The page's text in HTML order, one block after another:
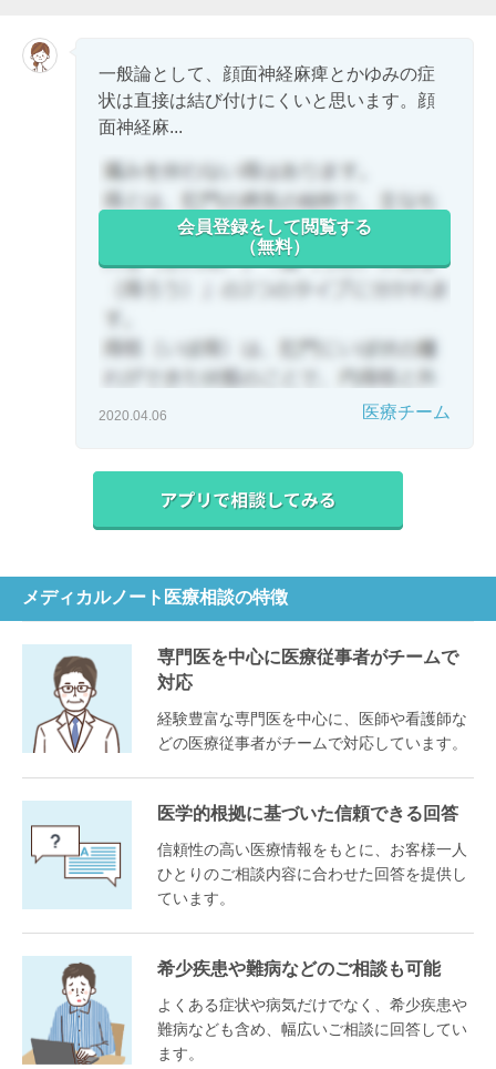
一般論として、顔面神経麻痺とかゆみの症
状は直接は結び付けにくいと思います。顔
面神経麻...
会員登録をして閲覧する
（無料）
2020.04.06 医療チーム
メディカルノート医療相談の特徴
専門医を中心に医療従事者がチームで
対応
経験豊富な専門医を中心に、医師や看護師な
どの医療従事者がチームで対応しています。
医学的根拠に基づいた信頼できる回答
信頼性の高い医療情報をもとに、お客様一人
ひとりのご相談内容に合わせた回答を提供し
ています。
希少疾患や難病などのご相談も可能
よくある症状や病気だけでなく、希少疾患や
難病なども含め、幅広いご相談に回答してい
ます。